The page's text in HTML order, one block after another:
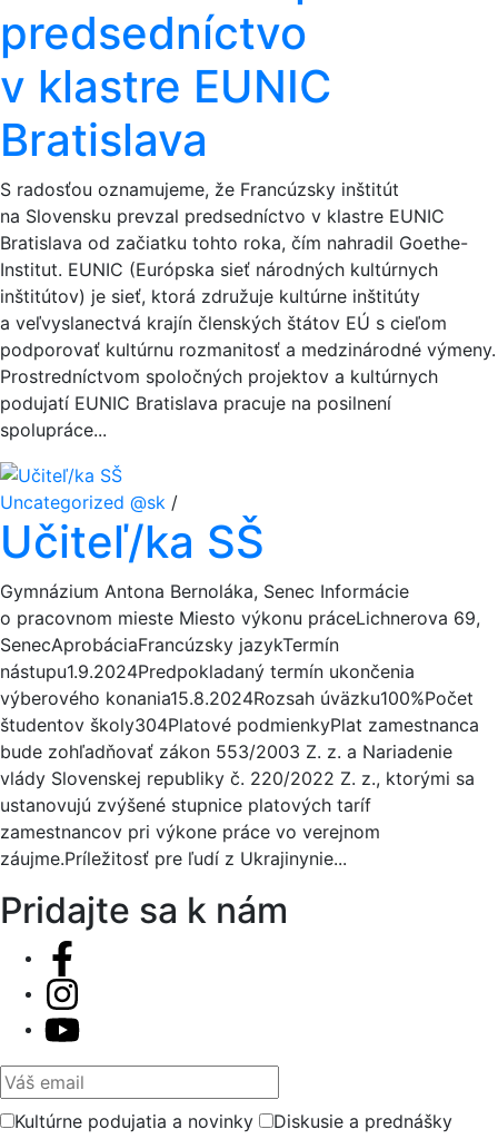
predsedníctvo
v klastre EUNIC
Bratislava
S radosťou oznamujeme, že Francúzsky inštitút
na Slovensku prevzal predsedníctvo v klastre EUNIC
Bratislava od začiatku tohto roka, čím nahradil Goethe-
Institut. EUNIC (Európska sieť národných kultúrnych
inštitútov) je sieť, ktorá združuje kultúrne inštitúty
a veľvyslanectvá krajín členských štátov EÚ s cieľom
podporovať kultúrnu rozmanitosť a medzinárodné výmeny.
Prostredníctvom spoločných projektov a kultúrnych
podujatí EUNIC Bratislava pracuje na posilnení
spolupráce...
Uncategorized @sk /
Učiteľ/ka SŠ
Gymnázium Antona Bernoláka, Senec Informácie
o pracovnom mieste Miesto výkonu práceLichnerova 69,
SenecAprobáciaFrancúzsky jazykTermín
nástupu1.9.2024Predpokladaný termín ukončenia
výberového konania15.8.2024Rozsah úväzku100%Počet
študentov školy304Platové podmienkyPlat zamestnanca
bude zohľadňovať zákon 553/2003 Z. z. a Nariadenie
vlády Slovenskej republiky č. 220/2022 Z. z., ktorými sa
ustanovujú zvýšené stupnice platových taríf
zamestnancov pri výkone práce vo verejnom
záujme.Príležitosť pre ľudí z Ukrajinynie...
Pridajte sa k nám
Váš email
Kultúrne podujatia a novinky
Diskusie a prednášky